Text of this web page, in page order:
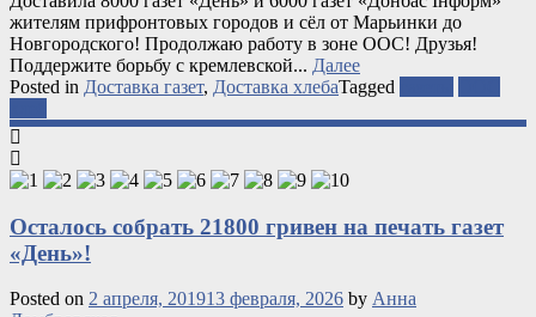
жителям прифронтовых городов и сёл от Марьинки до
Новгородского! Продолжаю работу в зоне ООС! Друзья!
Поддержите борьбу с кремлевской... Далее
Posted in Доставка газет, Доставка хлебаTagged
Осталось собрать 21800 гривен на печать газет
«День»!
Posted on 2 апреля, 201913 февраля, 2026 by Анна